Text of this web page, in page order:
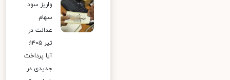
واریز سود
سهام
عدالت در
تیر ۱۴۰۵؛
آیا پرداخت
جدیدی در